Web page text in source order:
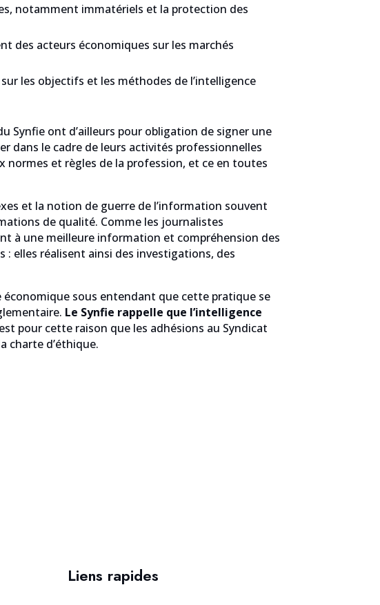
notamment immatériels et la protection des
des acteurs économiques sur les marchés
les objectifs et les méthodes de l’intelligence
Synfie ont d’ailleurs pour obligation de signer une
dans le cadre de leurs activités professionnelles
normes et règles de la profession, et ce en toutes
et la notion de guerre de l’information souvent
de qualité. Comme les journalistes
à une meilleure information et compréhension des
elles réalisent ainsi des investigations, des
économique sous entendant que cette pratique se
Le Synfie rappelle que l’intelligence
pour cette raison que les adhésions au Syndicat
charte d’éthique.
Liens rapides